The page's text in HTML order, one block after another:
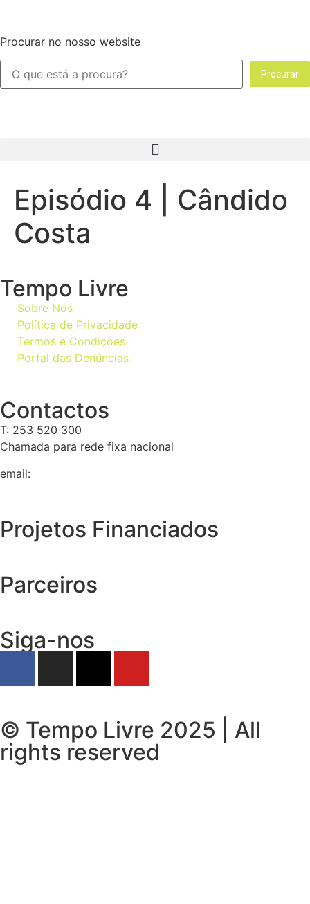
Procurar no nosso website
Procurar
Episódio 4 | Cândido
Costa
Tempo Livre
Sobre Nós
Política de Privacidade
Termos e Condições
Portal das Denúncias
Contactos
T: 253 520 300
Chamada para rede fixa nacional
email:
Projetos Financiados
Parceiros
Siga-nos
© Tempo Livre 2025 | All
rights reserved